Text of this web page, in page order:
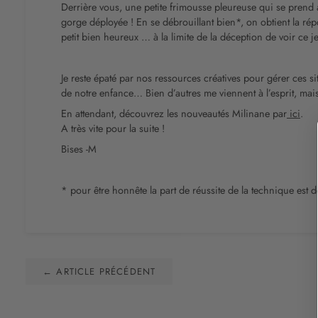
Derrière vous, une petite frimousse pleureuse qui se
gorge déployée ! En se débrouillant bien*, on obtient la
petit bien heureux … à la limite de la déception de voir ce
Je reste épaté par nos ressources créatives pour gérer
de notre enfance… Bien d’autres me viennent à l’esprit,
En attendant, découvrez les nouveautés Milinane par ici.
A très vite pour la suite !
Bises -M
* pour être honnête la part de réussite de la technique est
← ARTICLE PRÉCÉDENT